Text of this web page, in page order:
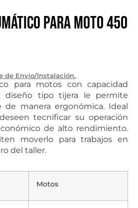
para moto 450
de Envío/Instalación.
para motos con capacidad
diseño tipo tijera le permite
de manera ergonómica. Ideal
tecnificar su operación
de alto rendimiento.
moverlo para trabajos en
del taller.
Motos